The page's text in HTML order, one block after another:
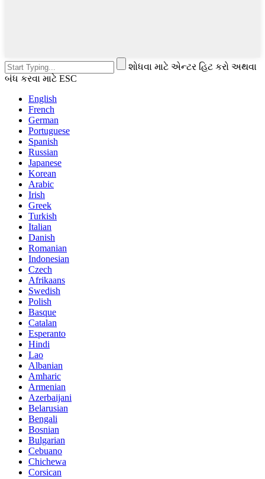
શોધવા માટે એન્ટર હિટ કરો અથવા
બંધ કરવા માટે ESC
English
French
German
Portuguese
Spanish
Russian
Japanese
Korean
Arabic
Irish
Greek
Turkish
Italian
Danish
Romanian
Indonesian
Czech
Afrikaans
Swedish
Polish
Basque
Catalan
Esperanto
Hindi
Lao
Albanian
Amharic
Armenian
Azerbaijani
Belarusian
Bengali
Bosnian
Bulgarian
Cebuano
Chichewa
Corsican